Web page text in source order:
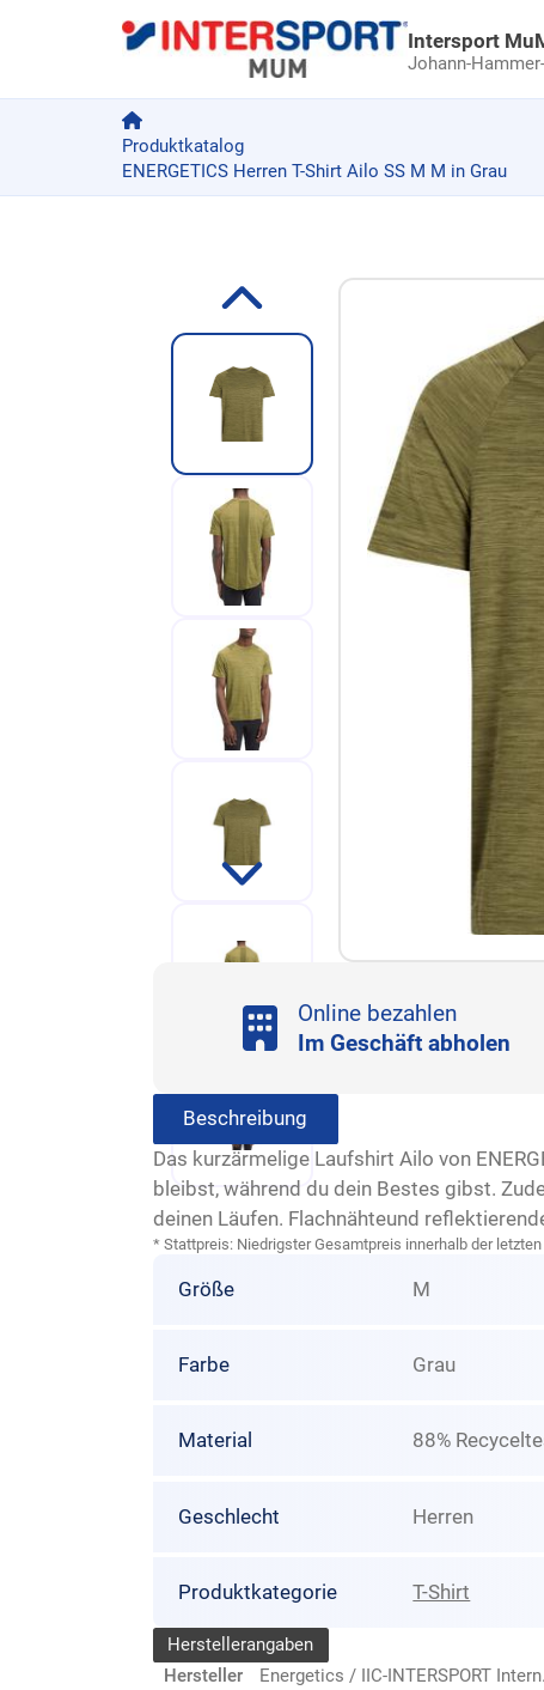
Intersport
Johann-
Produktkatalog
ENERGETICS Herren T-Shirt Ailo SS M M in Grau
Zur Produktbeschreibung springen
Online bezahlen
Im Geschäft abholen
Beschreibung
Das kurzärmelige Laufshirt Ailo von
bleibst, während du dein Bestes gibst.
deinen Läufen. Flachnähteund
* Stattpreis: Niedrigster Gesamtpreis innerhalb der
Größe M
Farbe Grau
Material 88%
Geschlecht Herren
Produktkategorie T-Shirt
Herstellerangaben
Hersteller
Energetics / IIC-INTERSPORT